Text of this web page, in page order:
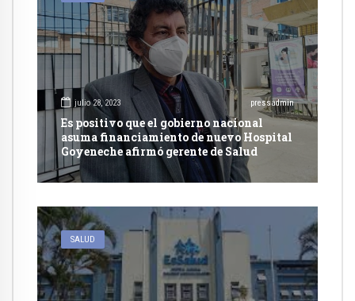
julio 28, 2023 pressadmin
Es positivo que el gobierno nacional
asuma financiamiento de nuevo Hospital
Goyeneche afirmó gerente de Salud
SALUD